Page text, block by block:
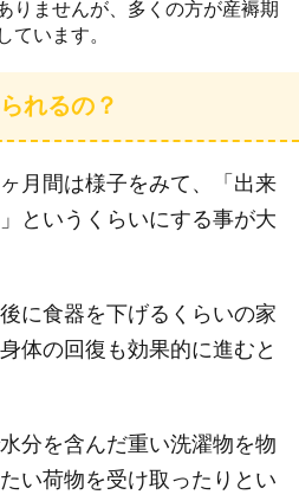
りませんが、多くの方が産褥期
ています。
れるの？
月間は様子をみて、「出来
というくらいにする事が大
に食器を下げるくらいの家
体の回復も効果的に進むと
分を含んだ重い洗濯物を物
い荷物を受け取ったりとい